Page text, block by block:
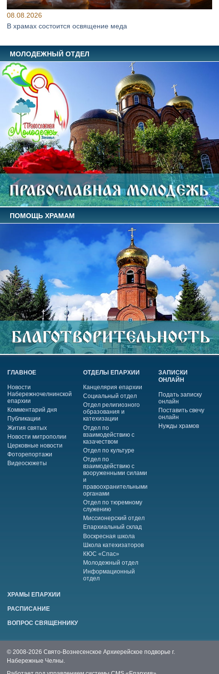
08.08.2026
В храмах состоится освящение меда
МОЛОДЕЖНЫЙ ОТДЕЛ
ПОМОЩЬ ХРАМАМ
ГЛАВНОЕ
Новости
Набережночелнинской
епархии
Комментарий дня
Публикации
Жития святых
Новости митрополии
Церковные новости
Фоторепортажи
Видеосюжеты
ОТДЕЛЫ ЕПАРХИИ
Канцелярия епархии
Социальный отдел
Отдел религиозного
образования и
катехизации
Отдел по
взаимодействию с
казачеством
Отдел по культуре
Отдел по
взаимодействию с
вооруженными силами
и
правоохранительными
органами
Отдел по тюремному
служению
Миссионерский отдел
Епархиальный склад
Воскресная школа
Школа катехизаторов
КЮС «Спас»
Молодежный отдел
Информационный
отдел
ЗАПИСКИ
ОНЛАЙН
Подать записку
онлайн
Поставить свечу
онлайн
Нужды храмов
ХРАМЫ ЕПАРХИИ
РАСПИСАНИЕ
ВОПРОС СВЯЩЕННИКУ
© 2008-2026 Свято-Вознесенское Архиерейское подворье г.
Набережные Челны.